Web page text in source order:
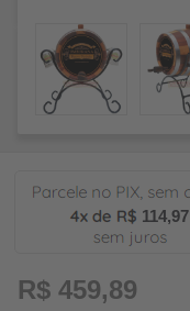
114,97
R$ 459,89